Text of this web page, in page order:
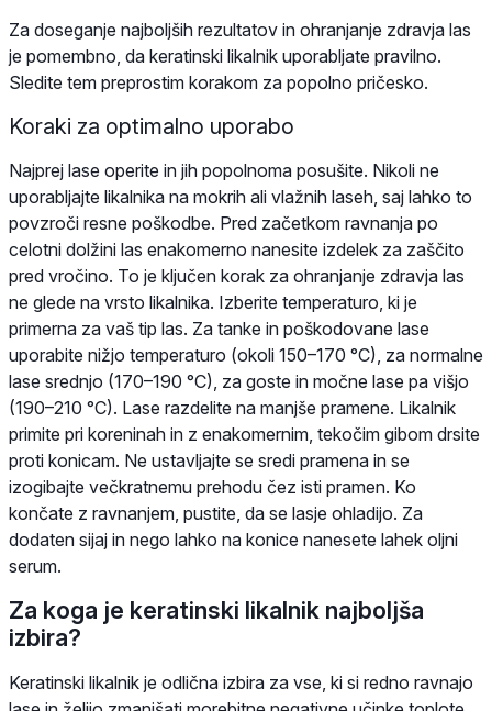
Za doseganje najboljših rezultatov in ohranjanje zdravja las
je pomembno, da keratinski likalnik uporabljate pravilno.
Sledite tem preprostim korakom za popolno pričesko.
Koraki za optimalno uporabo
Najprej lase operite in jih popolnoma posušite. Nikoli ne
uporabljajte likalnika na mokrih ali vlažnih laseh, saj lahko to
povzroči resne poškodbe. Pred začetkom ravnanja po
celotni dolžini las enakomerno nanesite izdelek za zaščito
pred vročino. To je ključen korak za ohranjanje zdravja las
ne glede na vrsto likalnika. Izberite temperaturo, ki je
primerna za vaš tip las. Za tanke in poškodovane lase
uporabite nižjo temperaturo (okoli 150–170 °C), za normalne
lase srednjo (170–190 °C), za goste in močne lase pa višjo
(190–210 °C). Lase razdelite na manjše pramene. Likalnik
primite pri koreninah in z enakomernim, tekočim gibom drsite
proti konicam. Ne ustavljajte se sredi pramena in se
izogibajte večkratnemu prehodu čez isti pramen. Ko
končate z ravnanjem, pustite, da se lasje ohladijo. Za
dodaten sijaj in nego lahko na konice nanesete lahek oljni
serum.
Za koga je keratinski likalnik najboljša
izbira?
Keratinski likalnik je odlična izbira za vse, ki si redno ravnajo